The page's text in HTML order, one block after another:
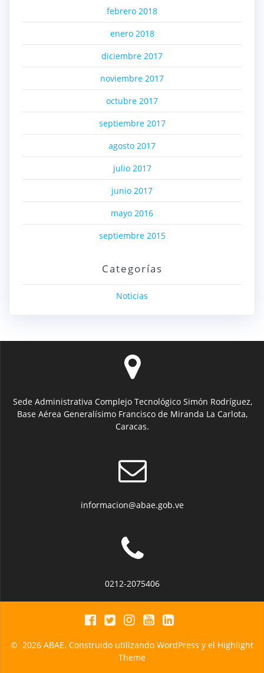
febrero 2018
enero 2018
diciembre 2017
noviembre 2017
octubre 2017
septiembre 2017
agosto 2017
julio 2017
junio 2017
mayo 2016
septiembre 2015
Categorías
Noticias
Sede Administrativa Complejo Tecnológico Simón Rodríguez,
Base Aérea Generalísimo Francisco de Miranda La Carlota,
Caracas.
informacion@abae.gob.ve
0212-2075406
© 2026 ABAE. Construido utilizando WordPress y el Highlight
Theme